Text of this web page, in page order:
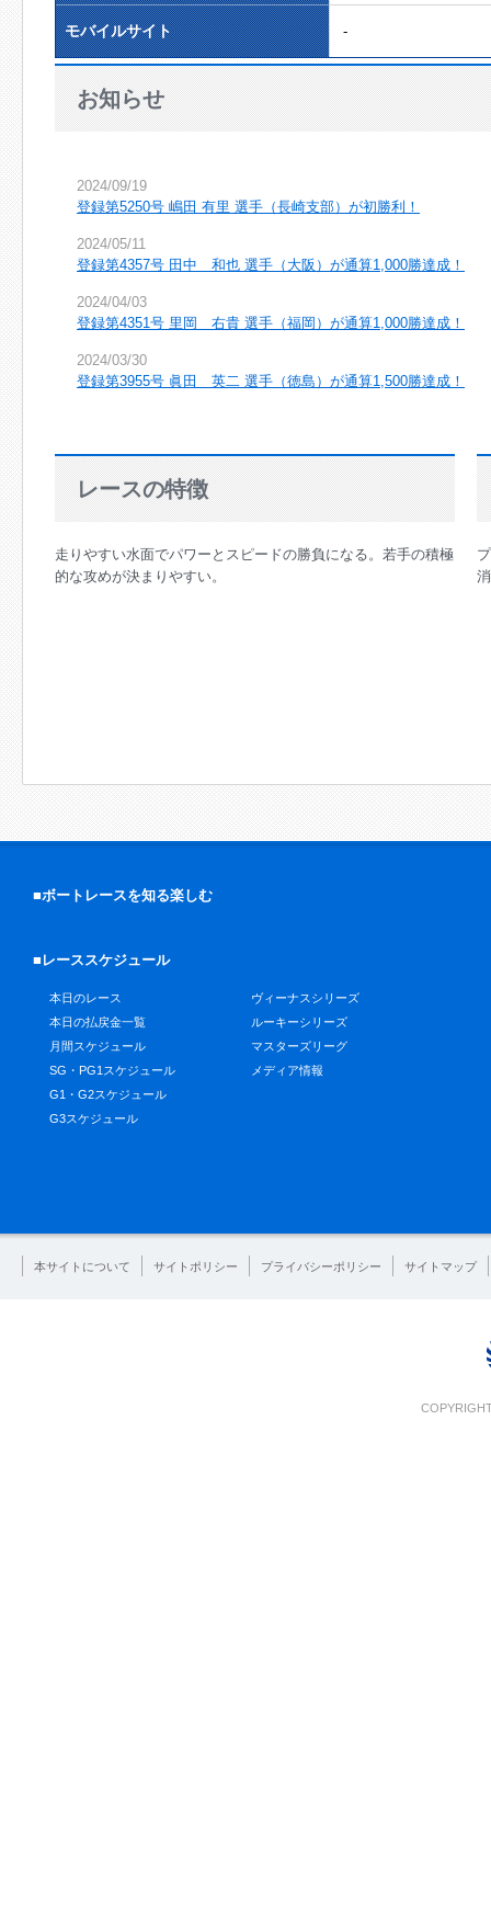
モバイルサイト -
お知らせ
2024/09/19
登録第5250号 嶋田 有里 選手（長崎支部）が初勝利！
2024/05/11
登録第4357号 田中 和也 選手（大阪）が通算1,000勝達成！
2024/04/03
登録第4351号 里岡 右貴 選手（福岡）が通算1,000勝達成！
2024/03/30
登録第3955号 眞田 英二 選手（徳島）が通算1,500勝達成！
2023/07/12
登録第4551号 三川昂暁 選手（福岡支部）が初優勝！
登録第5274号 城間 盛渚 選手 （福岡支部）が初勝利！
レースの特徴
走りやすい水面でパワーとスピードの勝負になる。若手の積極
的な攻めが決まりやすい。
■ボートレースを知る楽しむ
■レーススケジュール
本日のレース
本日の払戻金一覧
月間スケジュール
SG・PG1スケジュール
G1・G2スケジュール
G3スケジュール
ヴィーナスシリーズ
ルーキーシリーズ
マスターズリーグ
メディア情報
本サイトについて サイトポリシー プライバシーポリシー サイトマップ